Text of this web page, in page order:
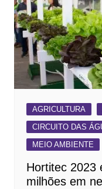
AGRICULTURA
CIRCUITO DAS
MEIO AMBIENTE
Hortitec 2023
milhões em